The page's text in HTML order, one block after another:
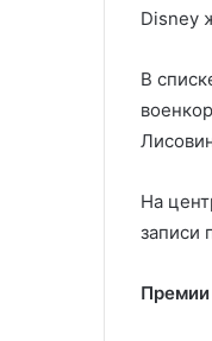
Disney
В
На
записи